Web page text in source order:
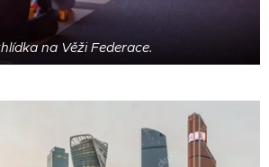
na Věži Federace.